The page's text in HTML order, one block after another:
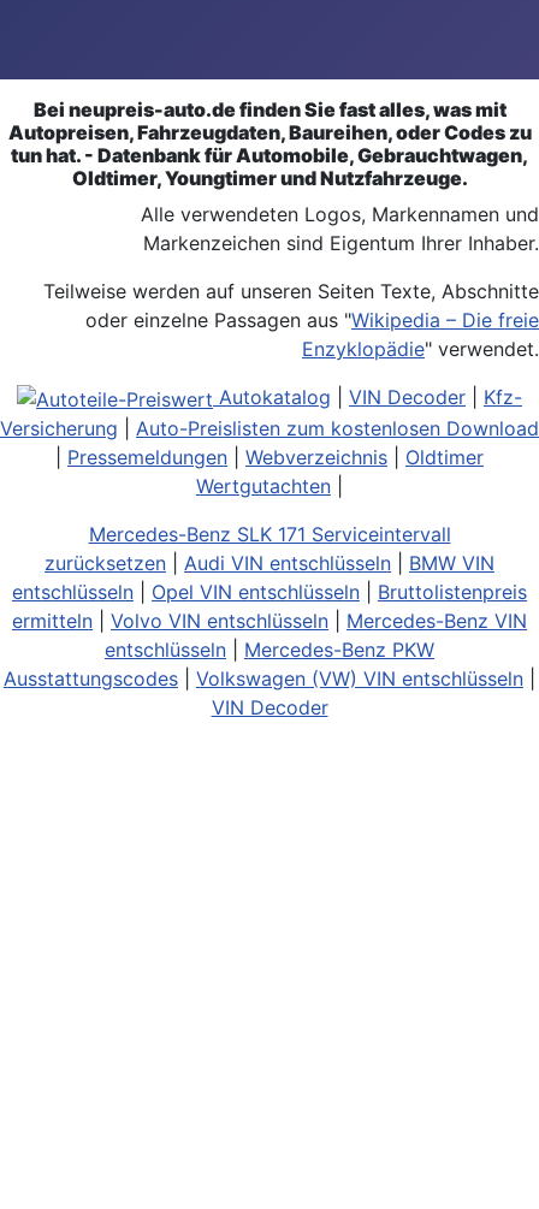
Bei neupreis-auto.de finden Sie fast alles, was mit
Autopreisen, Fahrzeugdaten, Baureihen, oder Codes zu
tun hat. - Datenbank für Automobile, Gebrauchtwagen,
Oldtimer, Youngtimer und Nutzfahrzeuge.
Alle verwendeten Logos, Markennamen und
Markenzeichen sind Eigentum Ihrer Inhaber.
Teilweise werden auf unseren Seiten Texte, Abschnitte
oder einzelne Passagen aus "Wikipedia – Die freie
Enzyklopädie" verwendet.
Autokatalog
VIN Decoder
Kfz-
Versicherung
Auto-Preislisten zum kostenlosen Download
Pressemeldungen Webverzeichnis
Oldtimer
Wertgutachten
Mercedes-Benz SLK 171 Serviceintervall
zurücksetzen
Audi VIN entschlüsseln
BMW VIN
entschlüsseln
Opel VIN entschlüsseln
Bruttolistenpreis
ermitteln
Volvo VIN entschlüsseln
Mercedes-Benz VIN
entschlüsseln
Mercedes-Benz PKW
Ausstattungscodes
Volkswagen (VW) VIN entschlüsseln
VIN Decoder